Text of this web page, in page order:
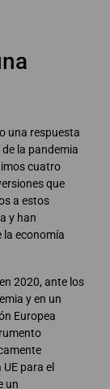
una respuesta
la pandemia
cuatro
que
a estos
y han
economía
2020, ante los
y en un
Europea
para el
un